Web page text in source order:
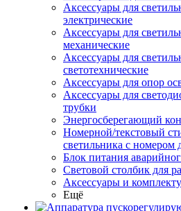
Аксессуары для
электрические
Аксессуары для
механические
Аксессуары для
светотехнические
Аксессуары для опор
Аксессуары для
трубки
Энергосберегающий
Номерной/текстовый
светильника с номером
Блок питания
Световой столбик для
Аксессуары и
Ещё